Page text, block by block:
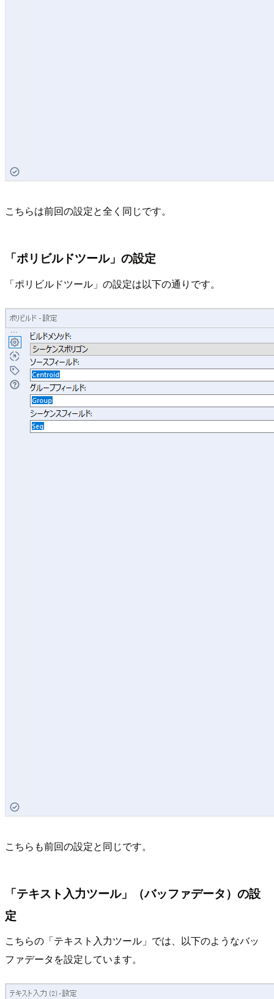
こちらは前回の設定と全く同じです。
「ポリビルドツール」の設定
「ポリビルドツール」の設定は以下の通りです。
こちらも前回の設定と同じです。
「テキスト入力ツール」（バッファデータ）の設
定
こちらの「テキスト入力ツール」では、以下のようなバッ
ファデータを設定しています。